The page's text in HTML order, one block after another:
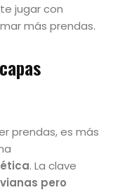
jugar con
más prendas.
prendas, es más
. La clave
pero